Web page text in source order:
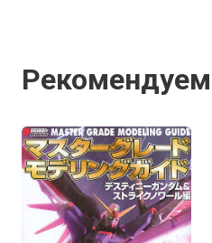
Рекомендуем